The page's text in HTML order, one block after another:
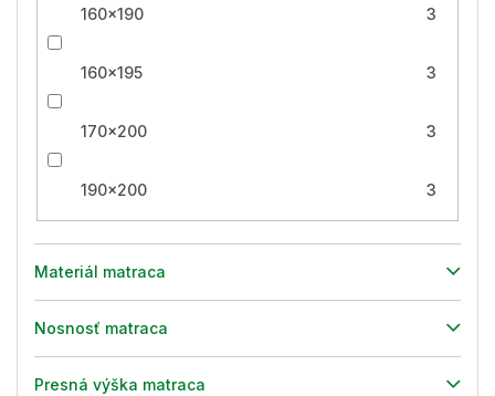
160x190 3
160x195 3
170x200 3
190x200 3
Materiál matraca
Nosnosť matraca
Presná výška matraca